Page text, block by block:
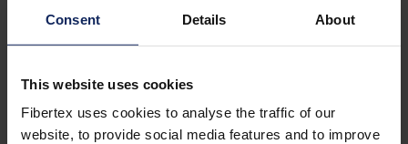
Consent Details About
This website uses cookies
Fibertex uses cookies to analyse the traffic of our
website, to provide social media features and to improve